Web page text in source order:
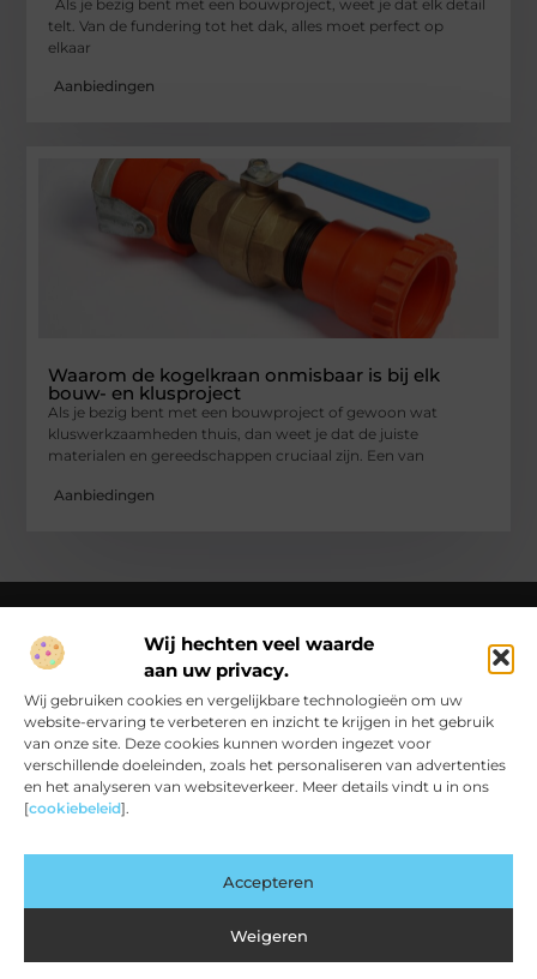
Wij hechten veel waarde
aan uw privacy.
Wij gebruiken cookies en vergelijkbare technologieën om uw
website-ervaring te verbeteren en inzicht te krijgen in het gebruik
van onze site. Deze cookies kunnen worden ingezet voor
verschillende doeleinden, zoals het personaliseren van advertenties
en het analyseren van websiteverkeer. Meer details vindt u in ons
[cookiebeleid].
Accepteren
Weigeren
Als je bezig bent met een bouwproject, weet je dat elk detail
telt. Van de fundering tot het dak, alles moet perfect op
elkaar
Aanbiedingen
Waarom de kogelkraan onmisbaar is bij elk
bouw- en klusproject
Als je bezig bent met een bouwproject of gewoon wat
kluswerkzaamheden thuis, dan weet je dat de juiste
materialen en gereedschappen cruciaal zijn. Een van
Aanbiedingen
Over Ck Producties
Ckproducties.nl – Verhalen die het dagelijks leven kleur
geven.
Ontdek, lees en laat je inspireren door een wereld vol
inzichten en ideeën!
Bericht categorie